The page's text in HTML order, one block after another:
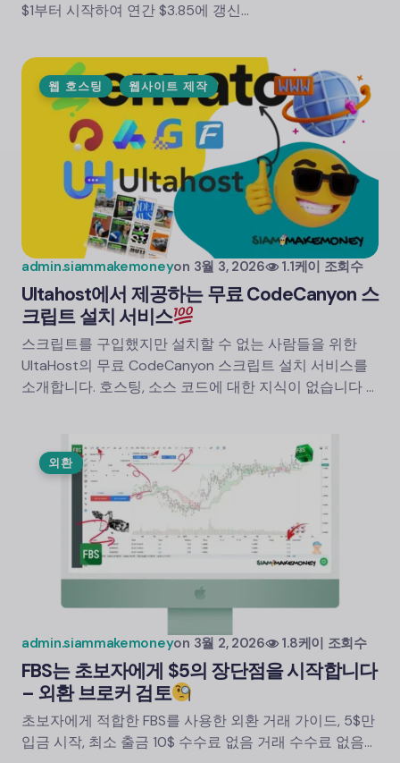
$1부터 시작하여 연간 $3.85에 갱신…
웹 호스팅 웹사이트 제작
admin.siammakemoneyon 3월 3, 2026 1.1케이 조회수
Ultahost에서 제공하는 무료 CodeCanyon 스
크립트 설치 서비스
스크립트를 구입했지만 설치할 수 없는 사람들을 위한
UltaHost의 무료 CodeCanyon 스크립트 설치 서비스를
소개합니다. 호스팅, 소스 코드에 대한 지식이 없습니다 ...
외환
admin.siammakemoneyon 3월 2, 2026 1.8케이 조회수
FBS는 초보자에게 $5의 장단점을 시작합니다
– 외환 브로커 검토
초보자에게 적합한 FBS를 사용한 외환 거래 가이드, 5$만
입금 시작, 최소 출금 10$ 수수료 없음 거래 수수료 없음…